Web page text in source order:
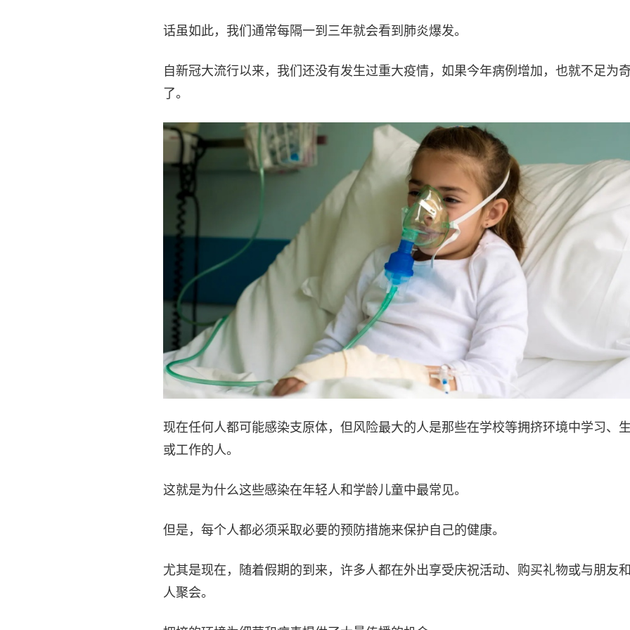
话虽如此，我们通常每隔一到三年就会看到肺炎爆发。
自新冠大流行以来，我们还没有发生过重大疫情，如果今年病例增加，也就不足为
了。
现在任何人都可能感染支原体，但风险最大的人是那些在学校等拥挤环境中学习、
或工作的人。
这就是为什么这些感染在年轻人和学龄儿童中最常见。
但是，每个人都必须采取必要的预防措施来保护自己的健康。
尤其是现在，随着假期的到来，许多人都在外出享受庆祝活动、购买礼物或与朋友
人聚会。